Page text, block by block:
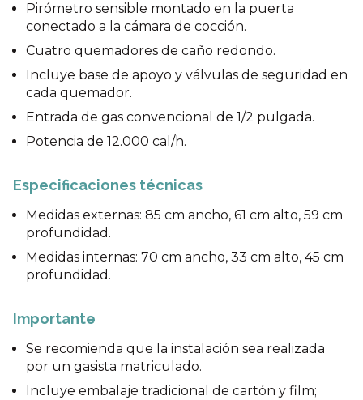
Pirómetro sensible montado en la puerta
conectado a la cámara de cocción.
Cuatro quemadores de caño redondo.
Incluye base de apoyo y válvulas de seguridad en
cada quemador.
Entrada de gas convencional de 1/2 pulgada.
Potencia de 12.000 cal/h.
Especificaciones técnicas
Medidas externas: 85 cm ancho, 61 cm alto, 59 cm
profundidad.
Medidas internas: 70 cm ancho, 33 cm alto, 45 cm
profundidad.
Importante
Se recomienda que la instalación sea realizada
por un gasista matriculado.
Incluye embalaje tradicional de cartón y film;